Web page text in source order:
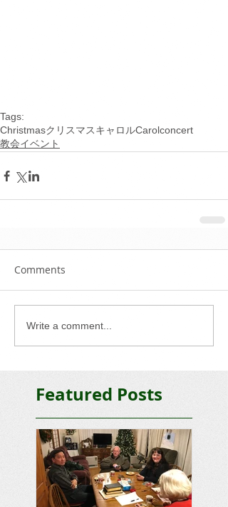
Tags:
ChristmasクリスマスキャロルCarolconcert
教会イベント
Comments
Write a comment...
Featured Posts